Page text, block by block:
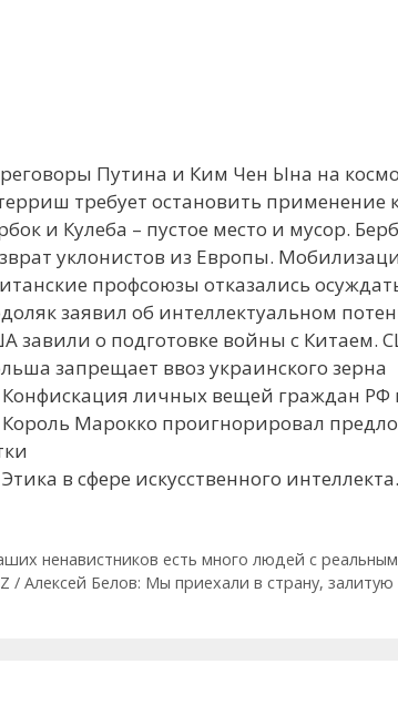
Путина и Ким Чен Ына на
требует остановить
и Кулеба – пустое место и мусор.
уклонистов из Европы.
профсоюзы отказались
заявил об интеллектуальном
завили о подготовке войны с Китаем.
запрещает ввоз украинского зерна
Конфискация личных вещей граждан РФ
Король Марокко проигнорировал
Этика в сфере искусственного
ненавистников есть много людей с
/ Алексей Белов: Мы приехали в страну,